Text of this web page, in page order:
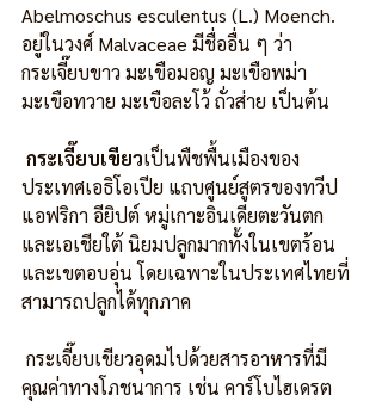
Abelmoschus esculentus (L.) Moench.
อยู่ในวงศ์ Malvaceae มีชื่ออื่น ๆ ว่า
กระเจี๊ยบขาว มะเขือมอญ มะเขือพม่า
มะเขือทวาย มะเขือละโว้ ถั่วส่าย เป็นต้น
กระเจี๊ยบเขียวเป็นพืชพื้นเมืองของ
ประเทศเอธิโอเปีย แถบศูนย์สูตรของทวีป
แอฟริกา อียิปต์ หมู่เกาะอินเดียตะวันตก
และเอเชียใต้ นิยมปลูกมากทั้งในเขตร้อน
และเขตอบอุ่น โดยเฉพาะในประเทศไทยที่
สามารถปลูกได้ทุกภาค
คุณค่าทางโภชนาการ เช่น คาร์โบไฮเดรต